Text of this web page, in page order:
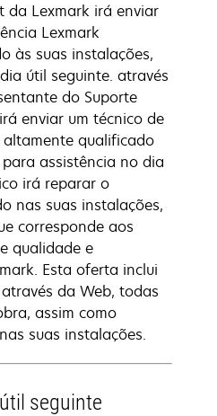
da Lexmark irá enviar
Lexmark
às suas instalações,
útil seguinte. através
do Suporte
enviar um técnico de
qualificado
assistência no dia
irá reparar o
nas suas instalações,
corresponde aos
qualidade e
Esta oferta inclui
da Web, todas
assim como
suas instalações.
seguinte